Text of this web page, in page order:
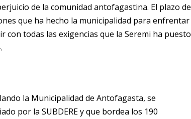
de la comunidad antofagastina. El plazo de
que ha hecho la municipalidad para enfrentar
todas las exigencias que la Seremi ha puesto
la Municipalidad de Antofagasta, se
por la SUBDERE y que bordea los 190